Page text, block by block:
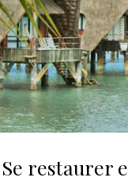
Se restaurer